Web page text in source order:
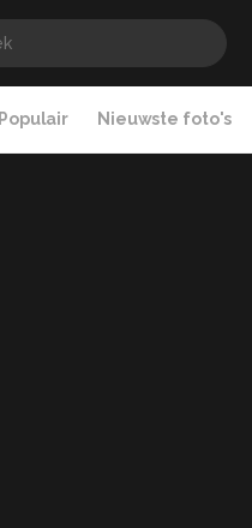
Populair Nieuwste foto's